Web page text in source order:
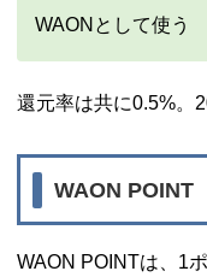
WAONとして使
還元率は共に0.5%。
WAON POINT
WAON POINTは、1